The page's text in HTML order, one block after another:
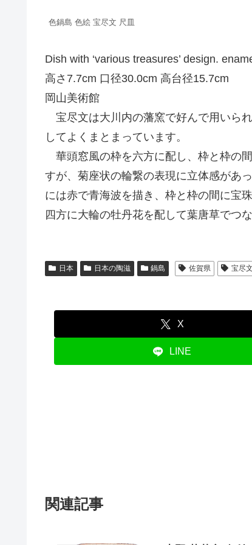
色鍋島 色絵 宝尽文 尺皿
Dish with ‘various treasures’ design.
高さ7.7cm 口径30.0cm 高台径15.7cm
岡山美術館
宝尽文は大川内の藩窯で好んで用いら
してよくまとまっています。
華頭窓風の枠を六方に配し、枠と枠の
すが、菊座状の輪繋の表現に立体感があ
には赤で青海波を描き、枠と枠の間に宝
四方に大輪の牡丹花を配して葉唐草でつ
日本 日本の陶滋 鍋島 佐賀県 宝尽文
X
LINE
関連記事